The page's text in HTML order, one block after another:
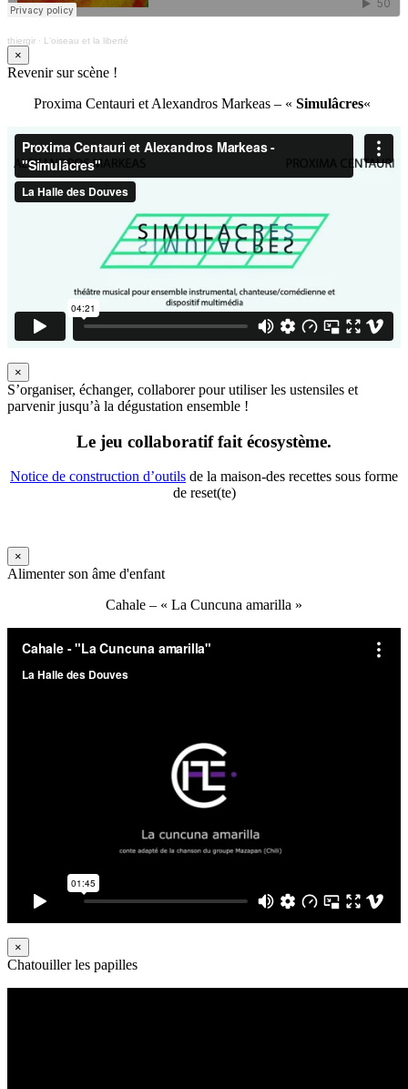
thiergir · L'oiseau et la liberté
×
Revenir sur scène !
Proxima Centauri et Alexandros Markeas – « Simulâcres«
×
S’organiser, échanger, collaborer pour utiliser les ustensiles et
parvenir jusqu’à la dégustation ensemble !
Le jeu collaboratif fait écosystème.
Notice de construction d’outils de la maison-des recettes sous forme
de reset(te)
×
Alimenter son âme d'enfant
Cahale – « La Cuncuna amarilla »
×
Chatouiller les papilles